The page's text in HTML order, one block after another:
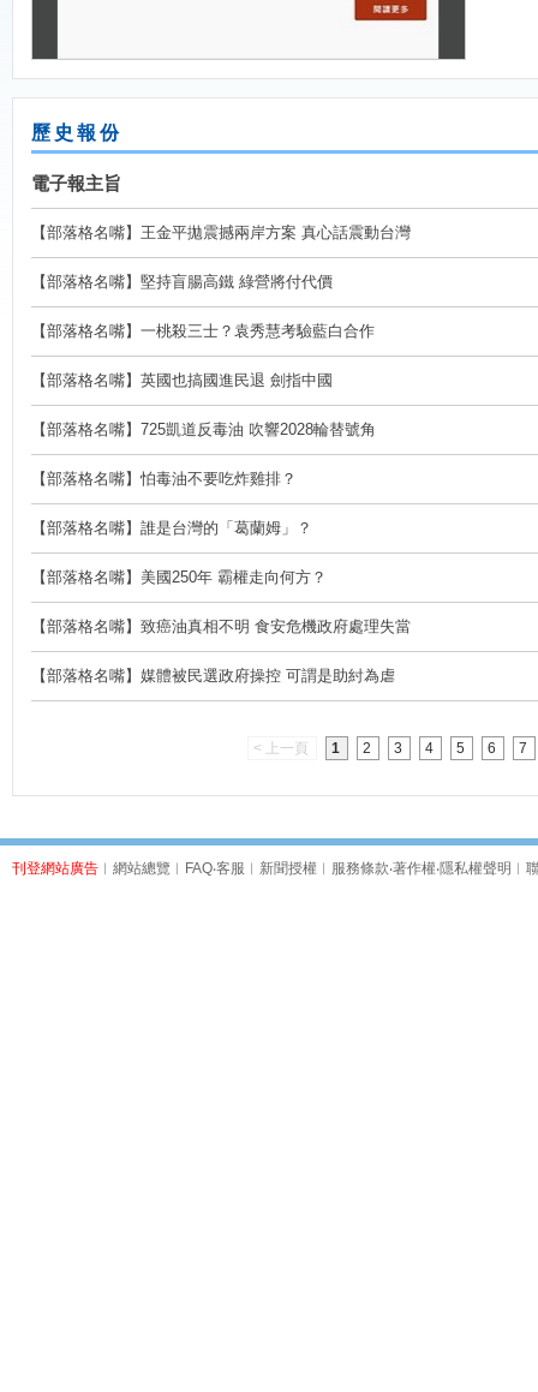
歷史報份
電子報主旨
【部落格名嘴】王金平拋震撼兩岸方案 真心話震動台灣
【部落格名嘴】堅持盲腸高鐵 綠營將付代價
【部落格名嘴】一桃殺三士？袁秀慧考驗藍白合作
【部落格名嘴】英國也搞國進民退 劍指中國
【部落格名嘴】725凱道反毒油 吹響2028輪替號角
【部落格名嘴】怕毒油不要吃炸雞排？
【部落格名嘴】誰是台灣的「葛蘭姆」？
【部落格名嘴】美國250年 霸權走向何方？
【部落格名嘴】致癌油真相不明 食安危機政府處理失當
【部落格名嘴】媒體被民選政府操控 可謂是助紂為虐
< 上一頁 1 2 3 4 5 6 7
刊登網站廣告 ︱ 網站總覽 ︱ FAQ‧客服 ︱ 新聞授權 ︱ 服務條款‧著作權‧隱私權聲明 ︱